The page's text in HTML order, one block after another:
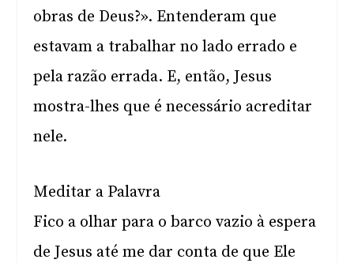
obras de Deus?». Entenderam que
estavam a trabalhar no lado errado e
pela razão errada. E, então, Jesus
mostra-lhes que é necessário acreditar
nele.
Meditar a Palavra
Fico a olhar para o barco vazio à espera
de Jesus até me dar conta de que Ele